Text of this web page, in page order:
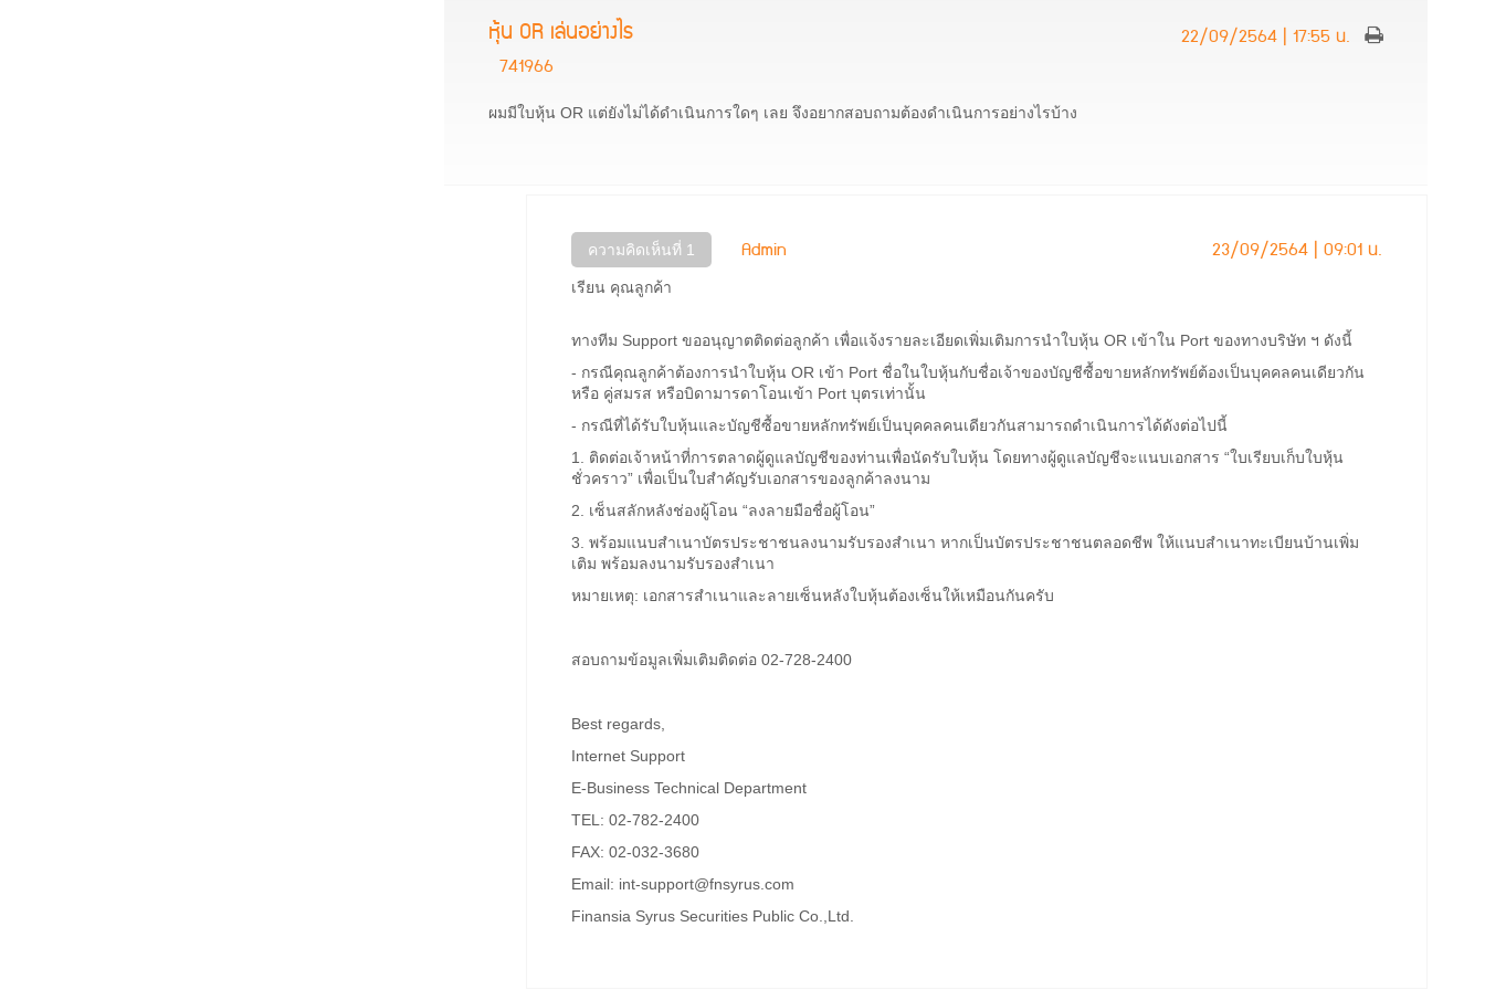
22/09/2564 | 17:55 น.
หุ้น OR เล่นอย่างไร
741966
ผมมีใบหุ้น OR แต่ยังไม่ได้ดำเนินการใดๆ เลย จึงอยากสอบถามต้องดำเนินการอย่างไรบ้าง
23/09/2564 | 09:01 น.
ความคิดเห็นที่ 1 Admin
เรียน คุณลูกค้า
ทางทีม Support ขออนุญาตติดต่อลูกค้า เพื่อแจ้งรายละเอียดเพิ่มเติมการนำใบหุ้น OR เข้าใน Port ของทางบริษัท ฯ ดังนี้
- กรณีคุณลูกค้าต้องการนำใบหุ้น OR เข้า Port ชื่อในใบหุ้นกับชื่อเจ้าของบัญชีซื้อขายหลักทรัพย์ต้องเป็นบุคคลคนเดียวกัน
หรือ คู่สมรส หรือบิดามารดาโอนเข้า Port บุตรเท่านั้น
- กรณีที่ได้รับใบหุ้นและบัญชีซื้อขายหลักทรัพย์เป็นบุคคลคนเดียวกันสามารถดำเนินการได้ดังต่อไปนี้
1. ติดต่อเจ้าหน้าที่การตลาดผู้ดูแลบัญชีของท่านเพื่อนัดรับใบหุ้น โดยทางผู้ดูแลบัญชีจะแนบเอกสาร “ใบเรียบเก็บใบหุ้น
ชั่วคราว” เพื่อเป็นใบสำคัญรับเอกสารของลูกค้าลงนาม
2. เซ็นสลักหลังช่องผู้โอน “ลงลายมือชื่อผู้โอน”
3. พร้อมแนบสำเนาบัตรประชาชนลงนามรับรองสำเนา หากเป็นบัตรประชาชนตลอดชีพ ให้แนบสำเนาทะเบียนบ้านเพิ่ม
เติม พร้อมลงนามรับรองสำเนา
หมายเหตุ: เอกสารสำเนาและลายเซ็นหลังใบหุ้นต้องเซ็นให้เหมือนกันครับ
สอบถามข้อมูลเพิ่มเติมติดต่อ 02-728-2400
Best regards,
Internet Support
E-Business Technical Department
TEL: 02-782-2400
FAX: 02-032-3680
Email: int-support@fnsyrus.com
Finansia Syrus Securities Public Co.,Ltd.